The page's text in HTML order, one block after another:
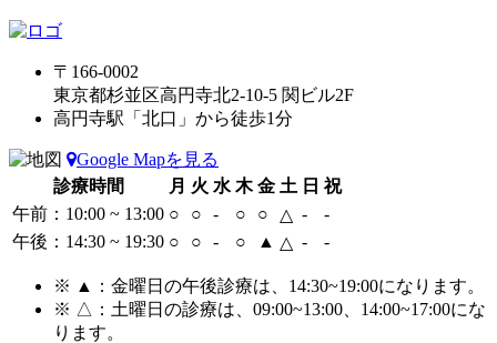
〒166-0002
東京都杉並区高円寺北2-10-5 関ビル2F
高円寺駅「北口」から徒歩1分
Google Mapを見る
診療時間
月 火 水 木 金 土 日 祝
午前：10:00 ~ 13:00 ○ ○ - ○ ○ △ -
-
午後：14:30 ~ 19:30 ○ ○ - ○ ▲ △ - -
※ ▲：金曜日の午後診療は、14:30~19:00になります。
※ △：土曜日の診療は、09:00~13:00、14:00~17:00にな
ります。